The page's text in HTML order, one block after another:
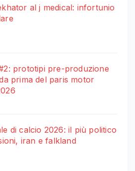
al j medical: infortunio
prototipi pre-produzione
prima del paris motor
di calcio 2026: il più politico
iran e falkland